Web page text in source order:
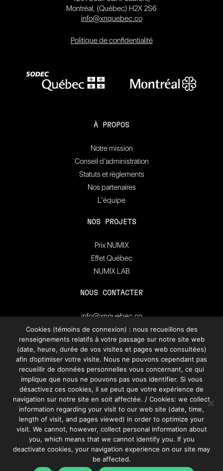
Montréal, (Québec) H2X 2S6
info@xnquebec.co
Politique de confidentialité
À PROPOS
Notre mission
Conseil d’administration
Statuts et règlements
Nos partenaires
L’équipe
NOS PROJETS
Prix NUMIX
Effet Québec
NUMIX LAB
NOUS CONTACTER
info@xnquebec.co
Salle de presse
FAQ
Inscrivez-vous à
l'infolettre de XN Québec.
S’INSCRIRE
Cookies (témoins de connexion) : nous recueillons des
renseignements relatifs à votre passage sur notre site web
(date, heure, durée de vos visites et pages web consultées)
afin d’optimiser votre visite. Nous ne pouvons cependant pas
recueillir de données personnelles vous concernant, ce qui
implique que nous ne pouvons pas vous identifier. Si vous
désactivez ces cookies, il se peut que votre expérience de
navigation sur notre site en soit affectée. / Cookies: we collect
information regarding your visit to our web site (date, time,
length of visit, and pages viewed) in order to optimize your
visit. We cannot, however, collect personal information about
you, which means that we cannot identify you. If you
deactivate cookies, your navigation experience on our site may
be affected.